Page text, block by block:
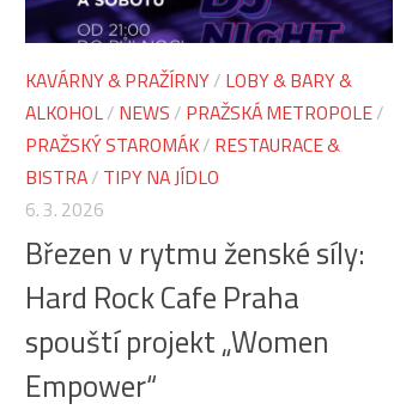
KAVÁRNY & PRAŽÍRNY/ LOBY & BARY &
ALKOHOL/ NEWS / PRAŽSKÁ METROPOLE/
PRAŽSKÝ STAROMÁK/ RESTAURACE &
BISTRA/ TIPY NA JÍDLO
6. 3. 2026
Březen v rytmu ženské síly:
Hard Rock Cafe Praha
spouští projekt „Women
Empower“